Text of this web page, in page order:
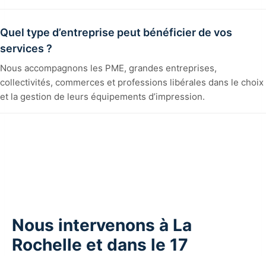
Quel type d’entreprise peut bénéficier de vos
services ?
Nous accompagnons les PME, grandes entreprises,
collectivités, commerces et professions libérales dans le choix
et la gestion de leurs équipements d’impression.
Nous intervenons à La
Rochelle et dans le 17